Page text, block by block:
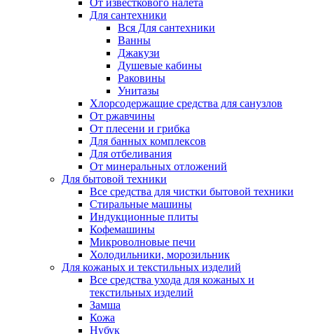
От известкового налета
Для сантехники
Вся Для сантехники
Ванны
Джакузи
Душевые кабины
Раковины
Унитазы
Хлорсодержащие средства для санузлов
От ржавчины
От плесени и грибка
Для банных комплексов
Для отбеливания
От минеральных отложений
Для бытовой техники
Все средства для чистки бытовой техники
Стиральные машины
Индукционные плиты
Кофемашины
Микроволновые печи
Холодильники, морозильник
Для кожаных и текстильных изделий
Все средства ухода для кожаных и
текстильных изделий
Замша
Кожа
Нубук